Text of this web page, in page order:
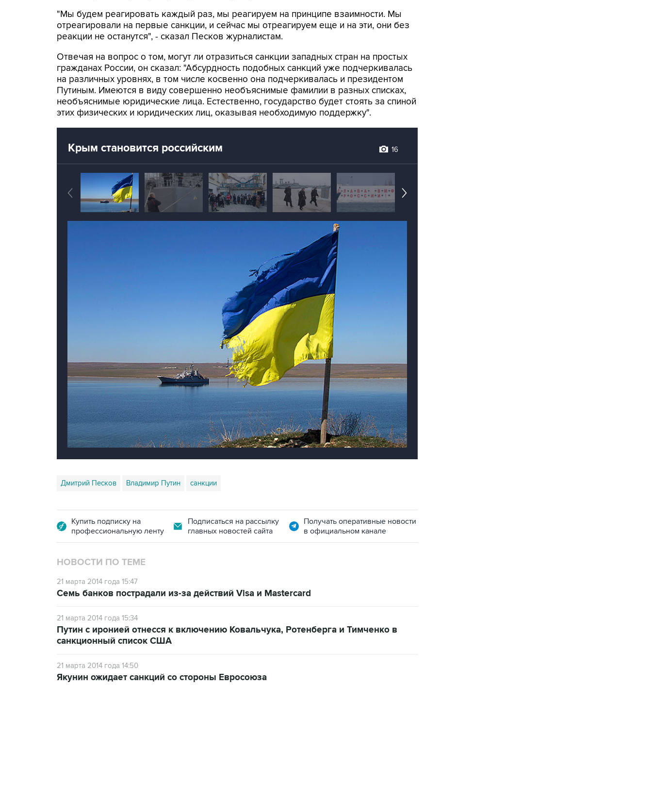
"Мы будем реагировать каждый раз, мы реагируем на принципе взаимности. Мы
отреагировали на первые санкции, и сейчас мы отреагируем еще и на эти, они без
реакции не останутся", - сказал Песков журналистам.
Отвечая на вопрос о том, могут ли отразиться санкции западных стран на простых
гражданах России, он сказал: "Абсурдность подобных санкций уже подчеркивалась
на различных уровнях, в том числе косвенно она подчеркивалась и президентом
Путиным. Имеются в виду совершенно необъяснимые фамилии в разных списках,
необъяснимые юридические лица. Естественно, государство будет стоять за спиной
этих физических и юридических лиц, оказывая необходимую поддержку".
Крым становится российским 16
Дмитрий Песков Владимир Путин санкции
Купить подписку на
профессиональную ленту
Подписаться на рассылку
главных новостей сайта
Получать оперативные новости
в официальном канале
НОВОСТИ ПО ТЕМЕ
21 марта 2014 года 15:47
Семь банков пострадали из-за действий Visa и Mastercard
21 марта 2014 года 15:34
Путин с иронией отнесся к включению Ковальчука, Ротенберга и Тимченко в
санкционный список США
21 марта 2014 года 14:50
Якунин ожидает санкций со стороны Евросоюза